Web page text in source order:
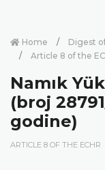
Home
Digest
Article 8 of the
Namık
(broj
godine)
ARTICLE 8 OF THE ECHR